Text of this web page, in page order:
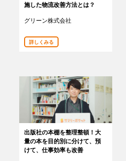
施した物流改善方法とは？
グリーン株式会社
詳しくみる
出版社の本棚を整理整頓！大
量の本を目的別に分けて、預
けて、仕事効率も改善